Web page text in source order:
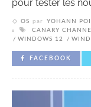
pour tester les
OS par YOHANN
CANARY
WINDOWS 12
FACEBOOK